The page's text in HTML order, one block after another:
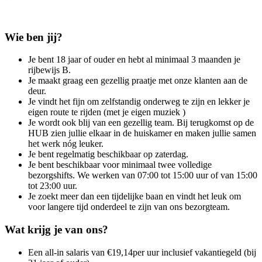
Wie ben jij?
Je bent 18 jaar of ouder en hebt al minimaal 3 maanden je
rijbewijs B.
Je maakt graag een gezellig praatje met onze klanten aan de
deur.
Je vindt het fijn om zelfstandig onderweg te zijn en lekker je
eigen route te rijden (met je eigen muziek )
Je wordt ook blij van een gezellig team. Bij terugkomst op de
HUB zien jullie elkaar in de huiskamer en maken jullie samen
het werk nóg leuker.
Je bent regelmatig beschikbaar op zaterdag.
Je bent beschikbaar voor minimaal twee volledige
bezorgshifts. We werken van 07:00 tot 15:00 uur of van 15:00
tot 23:00 uur.
Je zoekt meer dan een tijdelijke baan en vindt het leuk om
voor langere tijd onderdeel te zijn van ons bezorgteam.
Wat krijg je van ons?
Een all-in salaris van €19,14per uur inclusief vakantiegeld (bij